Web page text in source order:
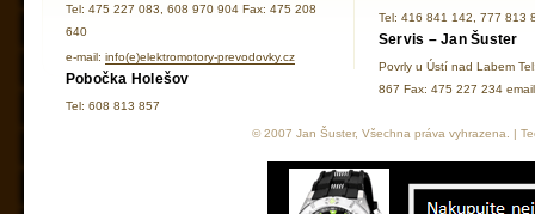
Tel: 475 227 083, 608 970 904 Fax: 475 208
640
e-mail: info(e)elektromotory-prevodovky.cz
Pobočka Holešov
Tel: 608 813 857
Tel: 416 841 142, 777 813
Servis – Jan Šuster
Povrly u Ústí nad Labem
867 Fax: 475 227 234
© 2007 Jan Šuster, Všechna práva vyhrazena. |